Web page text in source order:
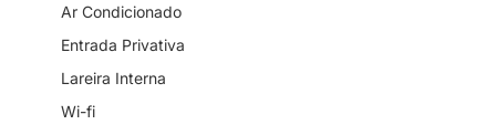
Ar Condicionado
Entrada Privativa
Lareira Interna
Wi-fi